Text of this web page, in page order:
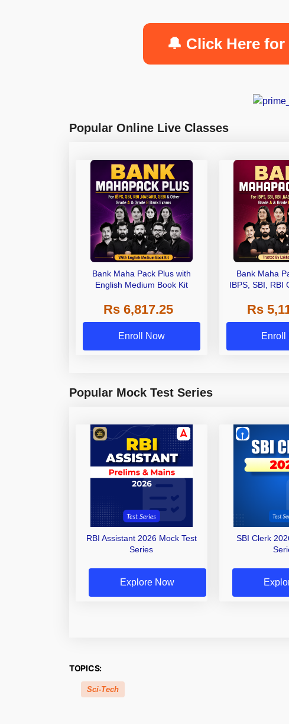
🔔 Click Here
Popular Online Live Classes
Bank Maha Pack Plus with
English Medium Book Kit
Rs 6,817.25
Enroll Now
Bank Maha
IBPS, SBI, RBI
Other Grade A
Rs
Enroll
Popular Mock Test Series
RBI Assistant 2026 Mock Test
Series
Explore Now
SBI Clerk
TOPICS:
Sci-Tech